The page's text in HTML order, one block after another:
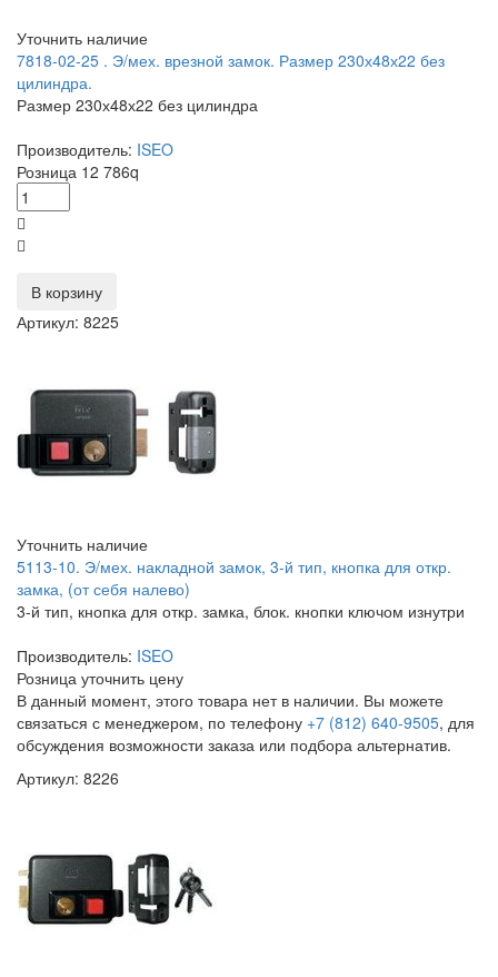
Уточнить наличие
7818-02-25 . Э/мех. врезной замок. Размер 230х48х22 без
цилиндра.
Размер 230х48х22 без цилиндра
Производитель: ISEO
Розница 12 786q
В корзину
Артикул: 8225
Уточнить наличие
5113-10. Э/мех. накладной замок, 3-й тип, кнопка для откр.
замка, (от себя налево)
3-й тип, кнопка для откр. замка, блок. кнопки ключом изнутри
Производитель: ISEO
Розница уточнить цену
В данный момент, этого товара нет в наличии. Вы можете
связаться с менеджером, по телефону +7 (812) 640-9505, для
обсуждения возможности заказа или подбора альтернатив.
Артикул: 8226